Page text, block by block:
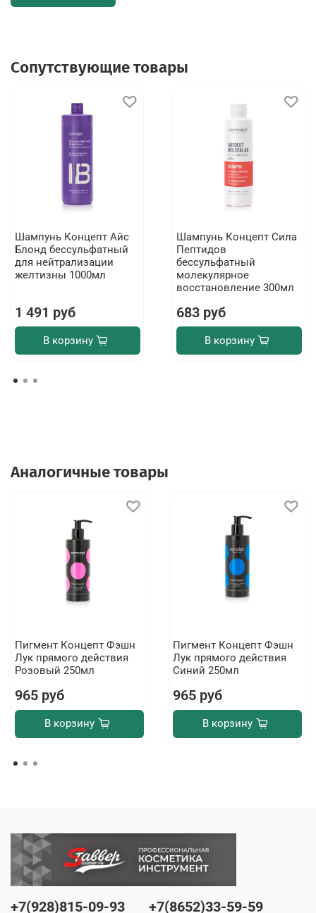
Сопутствующие товары
Шампунь Концепт Айс
Блонд бессульфатный
для нейтрализации
желтизны 1000мл
1 491 руб
В корзину
Шампунь Концепт Сила
Пептидов
бессульфатный
молекулярное
восстановление 300мл
683 руб
В корзину
Аналогичные товары
Пигмент Концепт Фэшн
Лук прямого действия
Розовый 250мл
965 руб
В корзину
Пигмент Концепт Фэшн
Лук прямого действия
Синий 250мл
965 руб
В корзину
+7(928)815-09-93 +7(8652)33-59-59